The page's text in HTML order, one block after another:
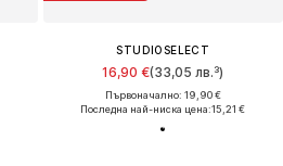
STUDIOSELECT
16,90 €(33,05 лв.³)
Първоначално: 19,90 €
Последна най-ниска цена:15,21 €